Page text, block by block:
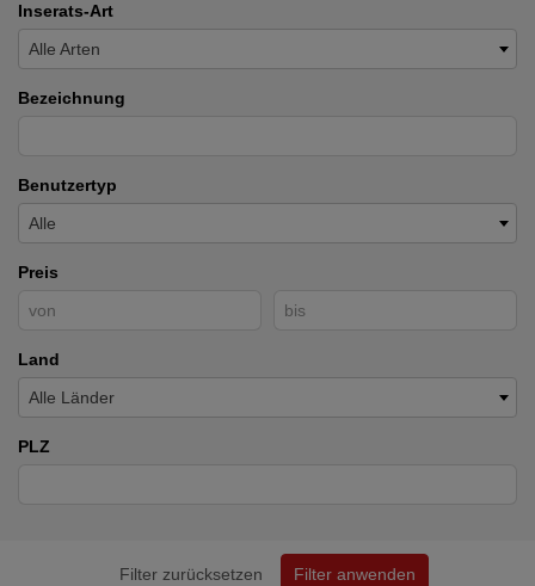
Inserats-Art
Alle Arten
Bezeichnung
Benutzertyp
Alle
Preis
Land
Alle Länder
PLZ
Filter zurücksetzen Filter anwenden